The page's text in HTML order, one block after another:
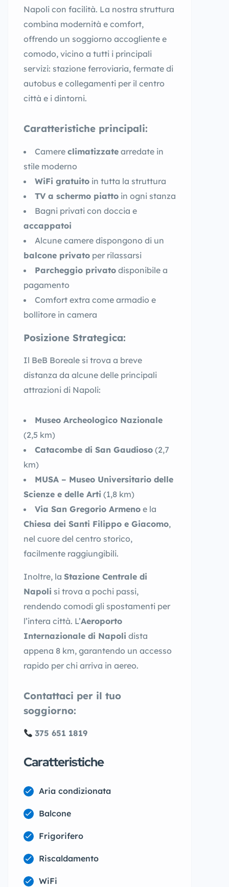
Napoli con facilità. La nostra struttura
combina modernità e comfort,
offrendo un soggiorno accogliente e
comodo, vicino a tutti i principali
servizi: stazione ferroviaria, fermate di
autobus e collegamenti per il centro
città e i dintorni.
Caratteristiche principali:
Camere climatizzate arredate in
stile moderno
WiFi gratuito in tutta la struttura
TV a schermo piatto in ogni stanza
Bagni privati con doccia e
accappatoi
Alcune camere dispongono di un
balcone privato per rilassarsi
Parcheggio privato disponibile a
pagamento
Comfort extra come armadio e
bollitore in camera
Posizione Strategica:
Il BeB Boreale si trova a breve
distanza da alcune delle principali
attrazioni di Napoli:
Museo Archeologico Nazionale
(2,5 km)
Catacombe di San Gaudioso (2,7
km)
MUSA – Museo Universitario delle
Scienze e delle Arti (1,8 km)
Via San Gregorio Armeno e la
Chiesa dei Santi Filippo e Giacomo,
nel cuore del centro storico,
facilmente raggiungibili.
Inoltre, la Stazione Centrale di
Napoli si trova a pochi passi,
rendendo comodi gli spostamenti per
l’intera città. L’Aeroporto
Internazionale di Napoli dista
appena 8 km, garantendo un accesso
rapido per chi arriva in aereo.
Contattaci per il tuo
soggiorno:
375 651 1819
Caratteristiche
Aria condizionata
Balcone
Frigorifero
Riscaldamento
WiFi